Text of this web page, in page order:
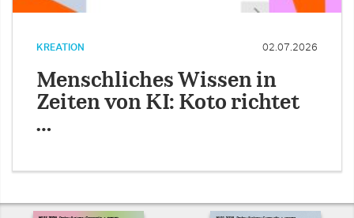
KREATION 02.07.2026
Menschliches Wissen in
Zeiten von KI: Koto richtet
…